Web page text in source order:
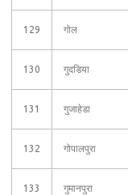
129 गोल
130 गुदडिया
131 गुजाहेडा
132 गोपालपुरा
133 गुमानपुरा